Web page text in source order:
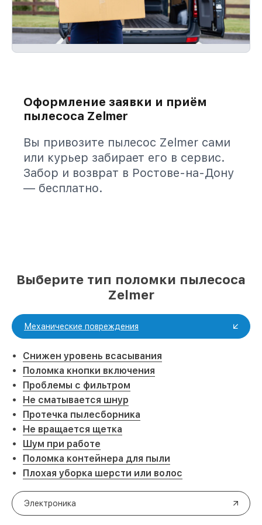
Оформление заявки и приём
пылесоса Zelmer
Вы привозите пылесос Zelmer сами
или курьер забирает его в сервис.
Забор и возврат в Ростове-на-Дону
— бесплатно.
Выберите тип поломки пылесоса
Zelmer
Механические повреждения
Снижен уровень всасывания
Поломка кнопки включения
Проблемы с фильтром
Не сматывается шнур
Протечка пылесборника
Не вращается щетка
Шум при работе
Поломка контейнера для пыли
Плохая уборка шерсти или волос
Электроника